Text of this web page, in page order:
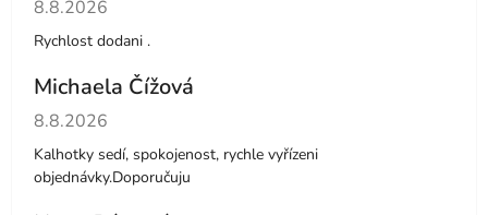
8.8.2026
Rychlost dodani .
Michaela Čížová
Hodnocení obchodu je 5 z 5 hvězdiček.
8.8.2026
Kalhotky sedí, spokojenost, rychle vyřízeni
objednávky.Doporučuju